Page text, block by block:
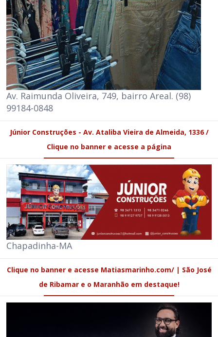
Av. Raimunda Oliveira, 749, bairro Areal. (98)
99184-0848
Júnior Construções - Av. Ataliba Vieira de Almeida, 1336 /
Clique no banner e acesse a página
Chapadinha-MA
Clique no banner e acesse Matiasmarinho.com/ | São José
de Ribamar e o Maranhão em destaque!